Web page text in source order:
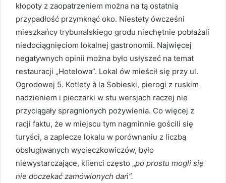
kłopoty z zaopatrzeniem można na tą ostatnią
przypadłość przymknąć oko. Niestety ówcześni
mieszkańcy trybunalskiego grodu niechętnie pobłażali
niedociągnięciom lokalnej gastronomii. Najwięcej
negatywnych opinii można było usłyszeć na temat
restauracji „Hotelowa”. Lokal ów mieścił się przy ul.
Ogrodowej 5. Kotlety à la Sobieski, pierogi z ruskim
nadzieniem i pieczarki w stu wersjach raczej nie
przyciągały spragnionych pożywienia. Co więcej z
racji faktu, że w miejscu tym nagminnie gościli się
turyści, a zaplecze lokalu w porównaniu z liczbą
obsługiwanych wycieczkowiczów, było
niewystarczające, klienci często „po prostu mogli się
nie doczekać zamówionych dań”.